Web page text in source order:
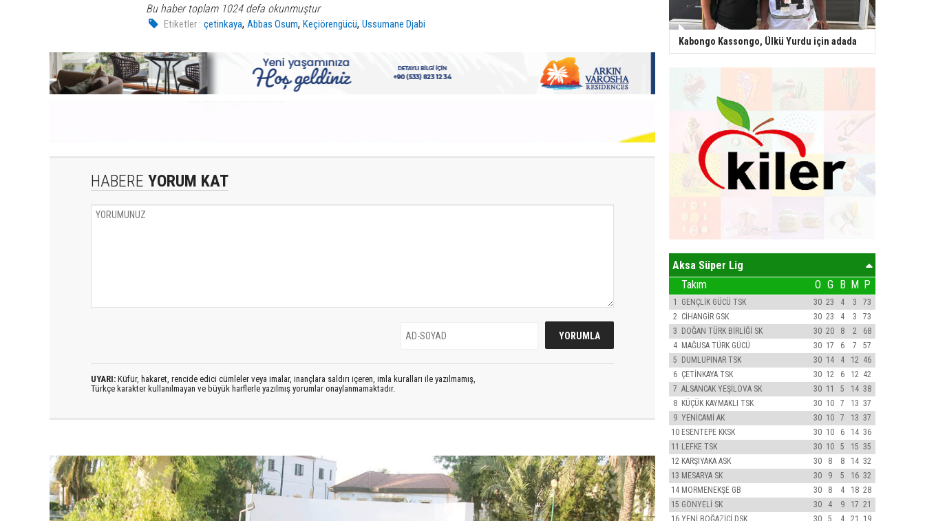
Bu haber toplam 1024 defa okunmuştur
Etiketler : çetinkaya,Abbas Osum,Keçiörengücü,Ussumane Djabi
HABERE YORUM KAT
UYARI: Küfür, hakaret, rencide edici cümleler veya imalar, inançlara saldırı içeren, imla kuralları ile yazılmamış,
Türkçe karakter kullanılmayan ve büyük harflerle yazılmış yorumlar onaylanmamaktadır.
Kabongo Kassongo, Ülkü Yurdu için adada
Aksa Süper Lig
Takım O G B M P
1 GENÇLİK GÜCÜ TSK 30 23 4 3
73
2 CİHANGİR GSK 30 23 4 3
73
3 DOĞAN TÜRK BİRLİĞİ SK 30 20 8 2
68
4 MAĞUSA TÜRK GÜCÜ 30 17 6 7
57
5 DUMLUPINAR TSK 30 14 4 12 46
6 ÇETİNKAYA TSK 30 12 6 12 42
7 ALSANCAK YEŞİLOVA SK 30 11 5 14 38
8 KÜÇÜK KAYMAKLI TSK 30 10 7 13 37
9 YENİCAMİ AK 30 10 7 13 37
10 ESENTEPE KKSK 30 10 6 14 36
11 LEFKE TSK 30 10 5 15 35
12 KARŞIYAKA ASK 30 8 8 14 32
13 MESARYA SK 30 9 5 16 32
14 MORMENEKŞE GB 30 8 4 18 28
15 GÖNYELİ SK 30 4 9 17 21
16 YENİ BOĞAZİÇİ DSK 30 5 4 21 19